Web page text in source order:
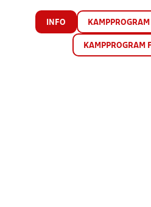
INFO KAMPPROGRAM
KAMPPROGRAM